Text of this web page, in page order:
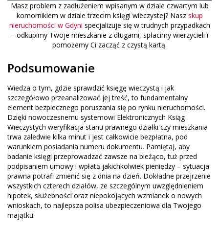
Masz problem z zadłużeniem wpisanym w dziale czwartym lub
komornikiem w dziale trzecim księgi wieczystej? Nasz skup
nieruchomości w Gdyni specjalizuje się w trudnych przypadkach
– odkupimy Twoje mieszkanie z długami, spłacimy wierzycieli i
pomożemy Ci zacząć z czystą kartą.
Podsumowanie
Wiedza o tym, gdzie sprawdzić księgę wieczystą i jak
szczegółowo przeanalizować jej treść, to fundamentalny
element bezpiecznego poruszania się po rynku nieruchomości.
Dzięki nowoczesnemu systemowi Elektronicznych Ksiąg
Wieczystych weryfikacja stanu prawnego działki czy mieszkania
trwa zaledwie kilka minut i jest całkowicie bezpłatna, pod
warunkiem posiadania numeru dokumentu. Pamiętaj, aby
badanie księgi przeprowadzać zawsze na bieżąco, tuż przed
podpisaniem umowy i wpłatą jakichkolwiek pieniędzy – sytuacja
prawna potrafi zmienić się z dnia na dzień. Dokładne przejrzenie
wszystkich czterech działów, ze szczególnym uwzględnieniem
hipotek, służebności oraz niepokojących wzmianek o nowych
wnioskach, to najlepsza polisa ubezpieczeniowa dla Twojego
majątku.